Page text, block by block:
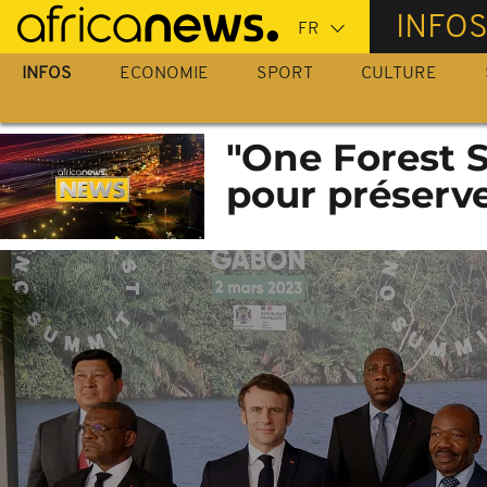
Passer
au
contenu
INFOS
INFOS ECONOMIE SPORT CULTURE
"One Forest
pour